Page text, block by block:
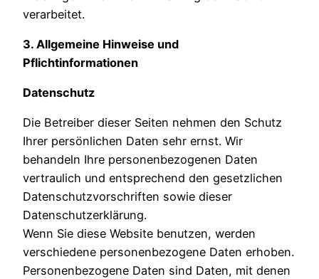
verarbeitet.
3. Allgemeine Hinweise und
Pflichtinformationen
Datenschutz
Die Betreiber dieser Seiten nehmen den Schutz
Ihrer persönlichen Daten sehr ernst. Wir
behandeln Ihre personenbezogenen Daten
vertraulich und entsprechend den gesetzlichen
Datenschutzvorschriften sowie dieser
Datenschutzerklärung.
Wenn Sie diese Website benutzen, werden
verschiedene personenbezogene Daten erhoben.
Personenbezogene Daten sind Daten, mit denen